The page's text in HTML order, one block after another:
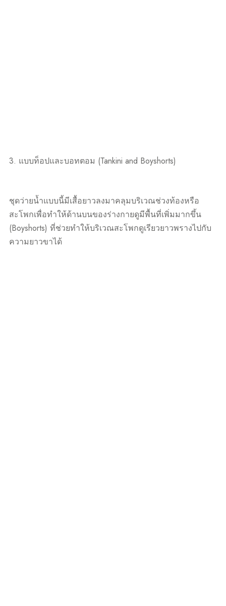
3. แบบท็อปและบอทตอม (Tankini and Boyshorts)
ชุดว่ายน้ำแบบนี้มีเสื้อยาวลงมาคลุมบริเวณช่วงท้องหรือ
สะโพกเพื่อทำให้ด้านบนของร่างกายดูมีพื้นที่เพิ่มมากขึ้น
(Boyshorts) ที่ช่วยทำให้บริเวณสะโพกดูเรียวยาวพรางไปกับ
ความยาวขาได้